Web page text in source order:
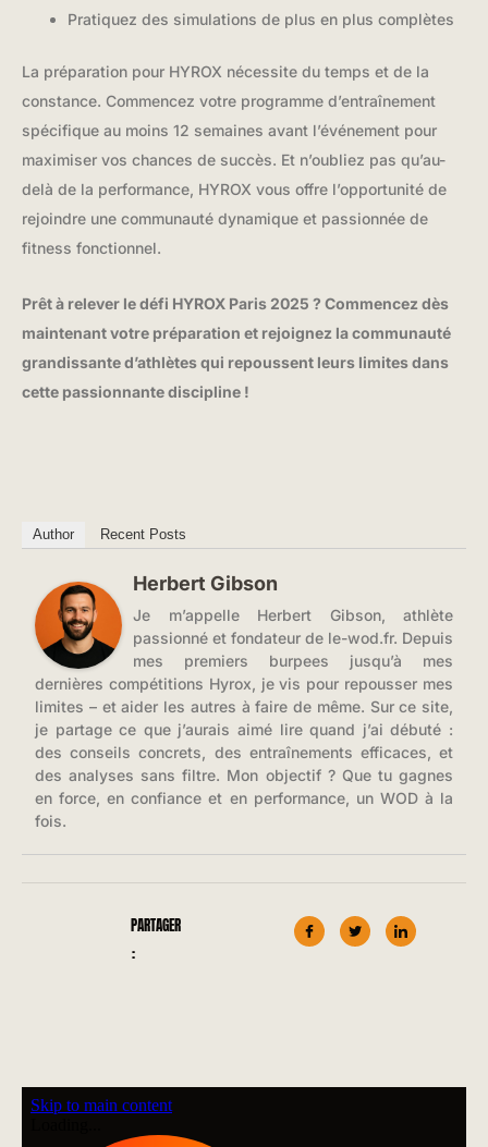
Pratiquez des simulations de plus en plus complètes
La préparation pour HYROX nécessite du temps et de la
constance. Commencez votre programme d’entraînement
spécifique au moins 12 semaines avant l’événement pour
maximiser vos chances de succès. Et n’oubliez pas qu’au-
delà de la performance, HYROX vous offre l’opportunité de
rejoindre une communauté dynamique et passionnée de
fitness fonctionnel.
Prêt à relever le défi HYROX Paris 2025 ? Commencez dès
maintenant votre préparation et rejoignez la communauté
grandissante d’athlètes qui repoussent leurs limites dans
cette passionnante discipline !
Author Recent Posts
Herbert Gibson
Je m’appelle Herbert Gibson, athlète
passionné et fondateur de le-wod.fr. Depuis
mes premiers burpees jusqu’à mes
dernières compétitions Hyrox, je vis pour repousser mes
limites – et aider les autres à faire de même. Sur ce site,
je partage ce que j’aurais aimé lire quand j’ai débuté :
des conseils concrets, des entraînements efficaces, et
des analyses sans filtre. Mon objectif ? Que tu gagnes
en force, en confiance et en performance, un WOD à la
fois.
PARTAGER
: